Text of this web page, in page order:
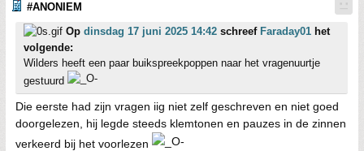
#ANONIEM
Op dinsdag 17 juni 2025 14:42 schreef Faraday01 het
volgende:
Wilders heeft een paar buikspreekpoppen naar het vragenuurtje
gestuurd
Die eerste had zijn vragen iig niet zelf geschreven en niet goed
doorgelezen, hij legde steeds klemtonen en pauzes in de zinnen
verkeerd bij het voorlezen